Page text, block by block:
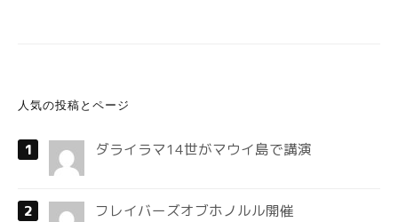
人気の投稿とページ
ダライラマ14世がマウイ島で講演
フレイバーズオブホノルル開催